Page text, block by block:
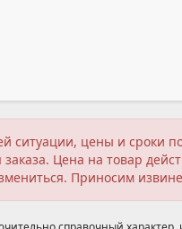
ситуации, цены и сроки
Цена на товар
Приносим